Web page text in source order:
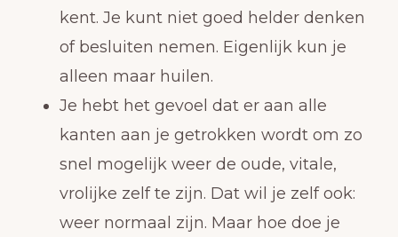
kent. Je kunt niet goed helder denken
of besluiten nemen. Eigenlijk kun je
alleen maar huilen.
Je hebt het gevoel dat er aan alle
kanten aan je getrokken wordt om zo
snel mogelijk weer de oude, vitale,
vrolijke zelf te zijn. Dat wil je zelf ook:
weer normaal zijn. Maar hoe doe je